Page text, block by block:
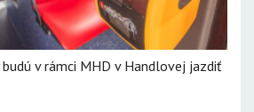
v rámci MHD v Handlovej jazdiť